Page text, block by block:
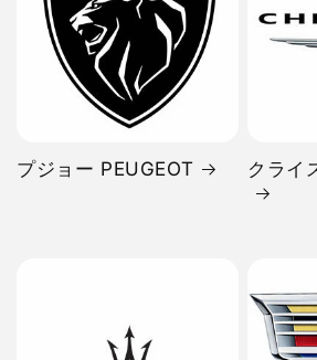
プジョー PEUGEOT クライ